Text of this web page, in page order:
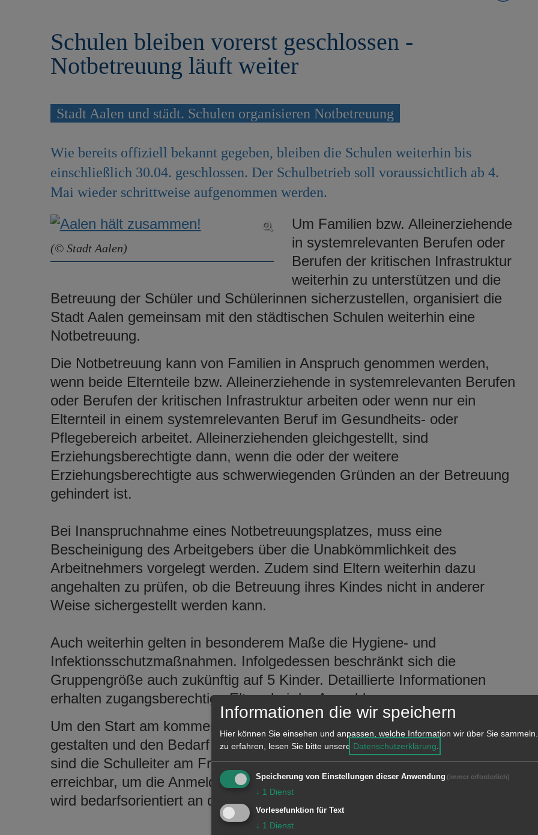
Schulen bleiben vorerst geschlossen -
Notbetreuung läuft weiter
Stadt Aalen und städt. Schulen organisieren Notbetreuung
Wie bereits offiziell bekannt gegeben, bleiben die Schulen weiterhin bis
einschließlich 30.04. geschlossen. Der Schulbetrieb soll voraussichtlich ab 4.
Mai wieder schrittweise aufgenommen werden.
(© Stadt Aalen)
Um Familien bzw. Alleinerziehende
in systemrelevanten Berufen oder
Berufen der kritischen Infrastruktur
weiterhin zu unterstützen und die
Betreuung der Schüler und Schülerinnen sicherzustellen, organisiert die
Stadt Aalen gemeinsam mit den städtischen Schulen weiterhin eine
Notbetreuung.
Die Notbetreuung kann von Familien in Anspruch genommen werden,
wenn beide Elternteile bzw. Alleinerziehende in systemrelevanten Berufen
oder Berufen der kritischen Infrastruktur arbeiten oder wenn nur ein
Elternteil in einem systemrelevanten Beruf im Gesundheits- oder
Pflegebereich arbeitet. Alleinerziehenden gleichgestellt, sind
Erziehungsberechtigte dann, wenn die oder der weitere
Erziehungsberechtigte aus schwerwiegenden Gründen an der Betreuung
gehindert ist.
Bei Inanspruchnahme eines Notbetreuungsplatzes, muss eine
Bescheinigung des Arbeitgebers über die Unabkömmlichkeit des
Arbeitnehmers vorgelegt werden. Zudem sind Eltern weiterhin dazu
angehalten zu prüfen, ob die Betreuung ihres Kindes nicht in anderer
Weise sichergestellt werden kann.
Auch weiterhin gelten in besonderem Maße die Hygiene- und
Infektionsschutzmaßnahmen. Infolgedessen beschränkt sich die
Gruppengröße auch zukünftig auf 5 Kinder. Detaillierte Informationen
erhalten zugangsberechtige Eltern bei der Anmeldung.
Um den Start am kommenden Montag so reibungslos wie möglich zu
gestalten und den Bedarf noch vor dem Wochenende prüfen zu können,
sind die Schulleiter am Freitag, den 17.04.2020 ab 8 – 12 Uhr telefonisch
erreichbar, um die Anmeldungen entgegen zu nehmen. Die Notbetreuung
wird bedarfsorientiert an den jeweiligen Schulen eingerichtet.
Informationen die wir speichern
Hier können Sie einsehen und anpassen, welche Information wir über Sie sammeln.
zu erfahren, lesen Sie bitte unsere Datenschutzerklärung
Speicherung von Einstellungen dieser Anwendung (immer erforderlich)
↓ 1 Dienst
Vorlesefunktion für Text
↓ 1 Dienst